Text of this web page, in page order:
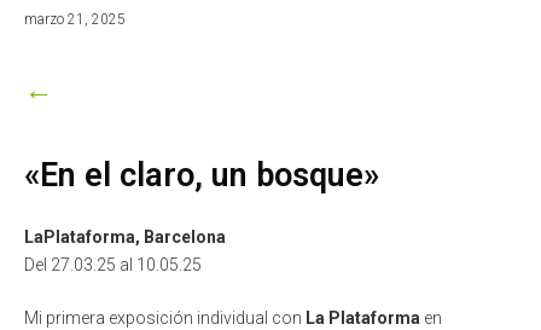
marzo 21, 2025
←
«En el claro, un bosque»
LaPlataforma, Barcelona
Del 27.03.25 al 10.05.25
Mi primera exposición individual con La Plataforma en